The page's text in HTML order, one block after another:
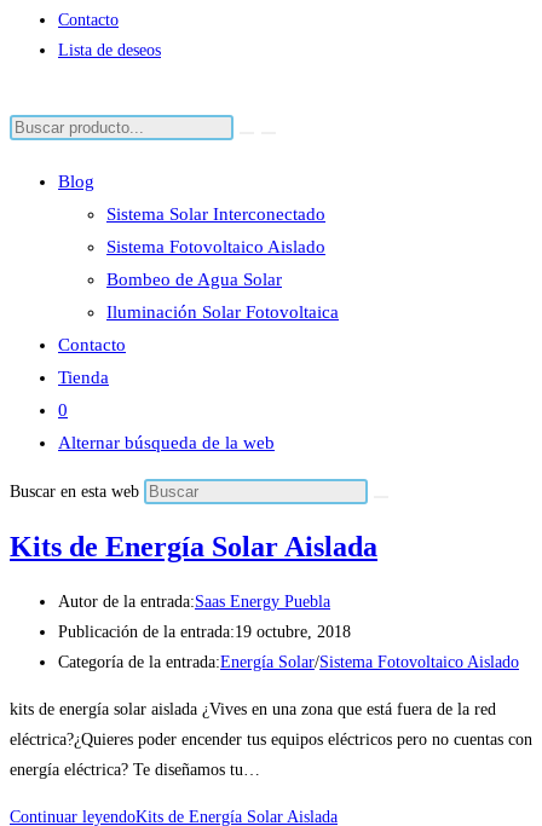
Contacto
Lista de deseos
Blog
Sistema Solar Interconectado
Sistema Fotovoltaico Aislado
Bombeo de Agua Solar
Iluminación Solar Fotovoltaica
Contacto
Tienda
0
Alternar búsqueda de la web
Buscar en esta web
Kits de Energía Solar Aislada
Autor de la entrada:Saas Energy Puebla
Publicación de la entrada:19 octubre, 2018
Categoría de la entrada:Energía Solar/Sistema Fotovoltaico Aislado
kits de energía solar aislada ¿Vives en una zona que está fuera de la red
eléctrica?¿Quieres poder encender tus equipos eléctricos pero no cuentas con
energía eléctrica? Te diseñamos tu…
Continuar leyendoKits de Energía Solar Aislada